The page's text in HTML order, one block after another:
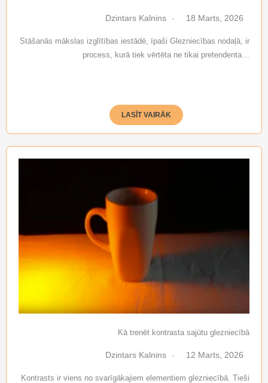
Dzintars Kalnins 18 Marts, 2026
Stāšanās mākslas izglītības iestādē, īpaši Glezniecības nodaļā, ir
process, kurā tiek vērtēta ne tikai pretendenta…
LASĪT VAIRĀK
Kā trenēt kontrasta sajūtu glezniecībā
Dzintars Kalnins 12 Marts, 2026
Kontrasts ir viens no svarīgākajiem elementiem glezniecībā. Tieši